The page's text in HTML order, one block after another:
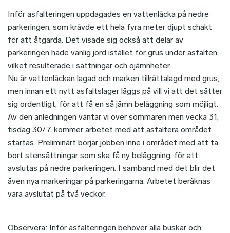
Inför asfalteringen uppdagades en vattenläcka på nedre
parkeringen, som krävde ett hela fyra meter djupt schakt
för att åtgärda. Det visade sig också att delar av
parkeringen hade vanlig jord istället för grus under asfalten,
vilket resulterade i sättningar och ojämnheter.
Nu är vattenläckan lagad och marken tillrättalagd med grus,
men innan ett nytt asfaltslager läggs på vill vi att det sätter
sig ordentligt, för att få en så jämn beläggning som möjligt.
Av den anledningen väntar vi över sommaren men vecka 31,
tisdag 30/7, kommer arbetet med att asfaltera området
startas. Preliminärt börjar jobben inne i området med att ta
bort stensättningar som ska få ny beläggning, för att
avslutas på nedre parkeringen. I samband med det blir det
även nya markeringar på parkeringarna. Arbetet beräknas
vara avslutat på två veckor.
Observera: Inför asfalteringen behöver alla buskar och